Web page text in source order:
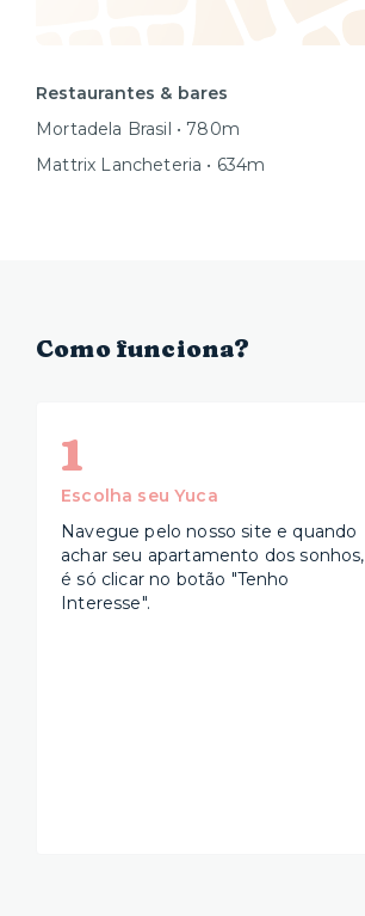
Restaurantes & bares
Mortadela Brasil • 780m
Mattrix Lancheteria • 634m
Como funciona?
1
Escolha seu Yuca
Navegue pelo nosso site e quando
achar seu apartamento dos sonhos,
é só clicar no botão "Tenho
Interesse".